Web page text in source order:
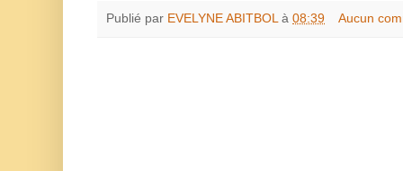
Publié par EVELYNE ABITBOL à 08:39 Aucun